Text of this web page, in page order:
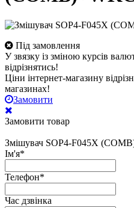
Під замовлення
У звязку із зміною курсів
відрізнятись!
Ціни інтернет-магазину
магазинах!
Замовити
Замовити товар
Змішувач SOP4-F045X
Ім'я*
Телефон*
Час дзвінка